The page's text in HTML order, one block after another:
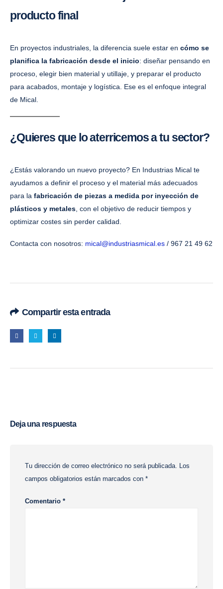
producto final
En proyectos industriales, la diferencia suele estar en cómo se
planifica la fabricación desde el inicio: diseñar pensando en
proceso, elegir bien material y utillaje, y preparar el producto
para acabados, montaje y logística. Ese es el enfoque integral
de Mical.
¿Quieres que lo aterricemos a tu sector?
¿Estás valorando un nuevo proyecto? En Industrias Mical te
ayudamos a definir el proceso y el material más adecuados
para la fabricación de piezas a medida por inyección de
plásticos y metales , con el objetivo de reducir tiempos y
optimizar costes sin perder calidad.
Contacta con nosotros: mical@industriasmical.es / 967 21 49 62
Compartir esta entrada
Deja una respuesta
Tu dirección de correo electrónico no será publicada. Los
campos obligatorios están marcados con *
Comentario *